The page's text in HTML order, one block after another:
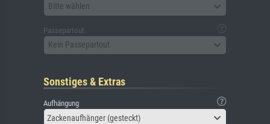
Bitte wählen
Passepartout
Kein Passepartout
Sonstiges & Extras
Aufhängung
Zackenaufhänger (gesteckt)